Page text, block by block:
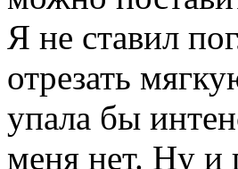
Я не ставил
отрезать
упала бы
меня нет. Ну и